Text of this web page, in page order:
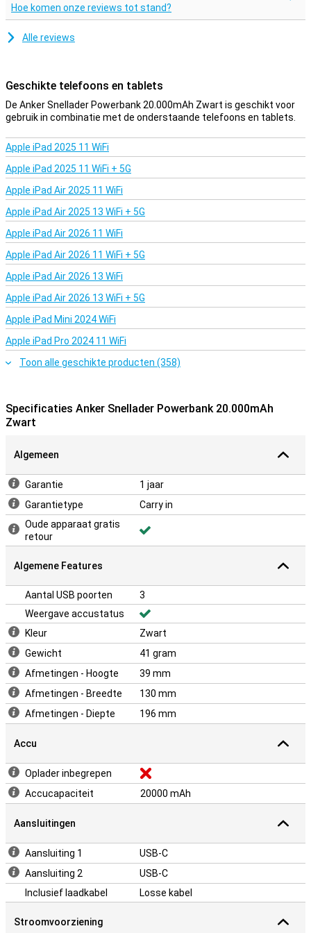
Hoe komen onze reviews tot stand?
Alle reviews
Geschikte telefoons en tablets
De Anker Snellader Powerbank 20.000mAh Zwart is geschikt voor
gebruik in combinatie met de onderstaande telefoons en tablets.
Apple iPad 2025 11 WiFi
Apple iPad 2025 11 WiFi + 5G
Apple iPad Air 2025 11 WiFi
Apple iPad Air 2025 13 WiFi + 5G
Apple iPad Air 2026 11 WiFi
Apple iPad Air 2026 11 WiFi + 5G
Apple iPad Air 2026 13 WiFi
Apple iPad Air 2026 13 WiFi + 5G
Apple iPad Mini 2024 WiFi
Apple iPad Pro 2024 11 WiFi
Toon alle geschikte producten (358)
Specificaties Anker Snellader Powerbank 20.000mAh
Zwart
Algemeen
Garantie
1 jaar
Garantietype
Carry in
Oude apparaat gratis
retour
Algemene Features
Aantal USB poorten
3
Weergave accustatus
Kleur
Zwart
Gewicht
41 gram
Afmetingen - Hoogte
39 mm
Afmetingen - Breedte
130 mm
Afmetingen - Diepte
196 mm
Accu
Oplader inbegrepen
Accucapaciteit
20000 mAh
Aansluitingen
Aansluiting 1
USB-C
Aansluiting 2
USB-C
Inclusief laadkabel
Losse kabel
Stroomvoorziening